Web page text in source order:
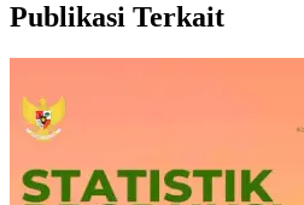
Publikasi Terkait